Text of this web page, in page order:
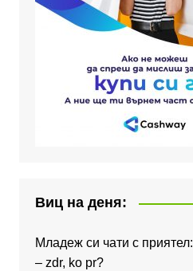
Виц на деня:
Младеж си чати с приятел:
– zdr, ko pr?